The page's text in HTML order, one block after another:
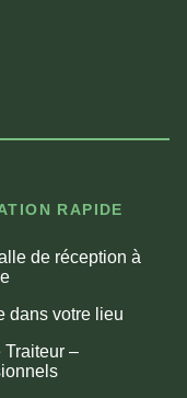
RAPIDE
de réception à
dans votre lieu
Traiteur –